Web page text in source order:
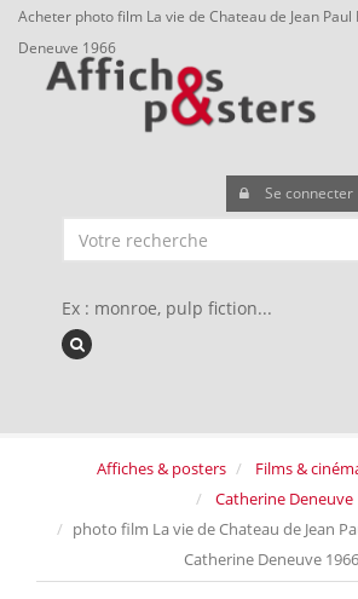
Acheter photo film La vie de Chateau de Jean
Deneuve 1966
Se connecter
Ex : monroe, pulp fiction...
Affiches & posters Films &
Catherine Deneuve
photo film La vie de Chateau de Jean
Catherine Deneuve 1966